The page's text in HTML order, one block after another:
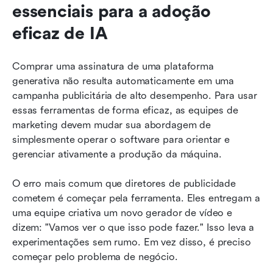
essenciais para a adoção
eficaz de IA
Comprar uma assinatura de uma plataforma
generativa não resulta automaticamente em uma
campanha publicitária de alto desempenho. Para usar
essas ferramentas de forma eficaz, as equipes de
marketing devem mudar sua abordagem de
simplesmente operar o software para orientar e
gerenciar ativamente a produção da máquina.
O erro mais comum que diretores de publicidade
cometem é começar pela ferramenta. Eles entregam a
uma equipe criativa um novo gerador de vídeo e
dizem: "Vamos ver o que isso pode fazer." Isso leva a
experimentações sem rumo. Em vez disso, é preciso
começar pelo problema de negócio.